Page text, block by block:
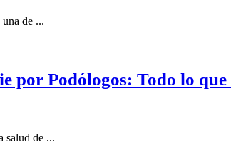
de ...
por Podólogos: Todo lo que
salud de ...